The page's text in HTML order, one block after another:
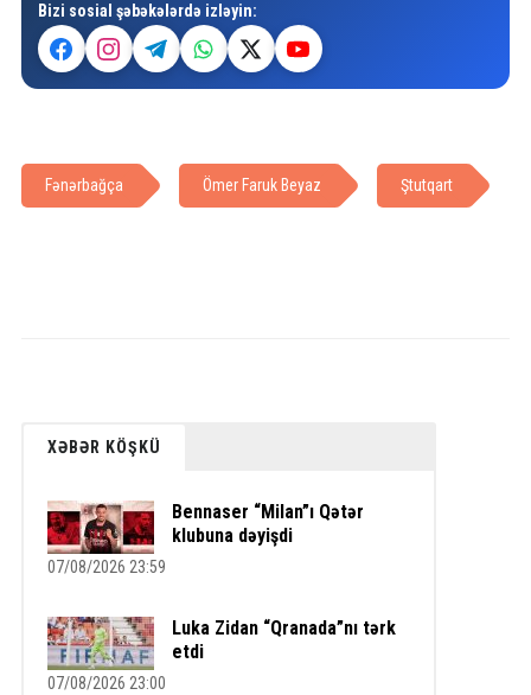
Bizi sosial şəbəkələrdə izləyin:
Fənərbağça Ömer Faruk Beyaz Ştutqart
XƏBƏR KÖŞKÜ
Bennaser “Milan”ı Qətər
klubuna dəyişdi
07/08/2026 23:59
Luka Zidan “Qranada”nı tərk
etdi
07/08/2026 23:00